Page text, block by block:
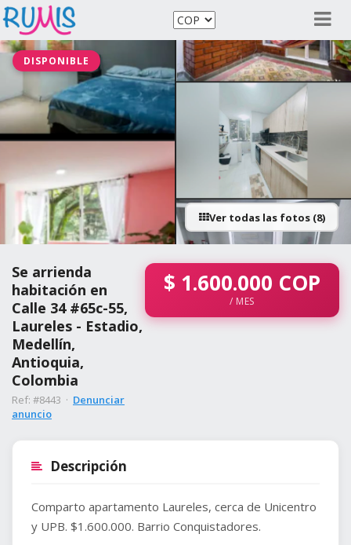
DISPONIBLE
Ver todas las fotos (8)
Se arrienda
habitación en
Calle 34 #65c-55,
Laureles - Estadio,
Medellín,
Antioquia,
Colombia
Ref: #8443 · Denunciar
anuncio
$ 1.600.000 COP
/ MES
Descripción
Comparto apartamento Laureles, cerca de Unicentro
y UPB. $1.600.000. Barrio Conquistadores.